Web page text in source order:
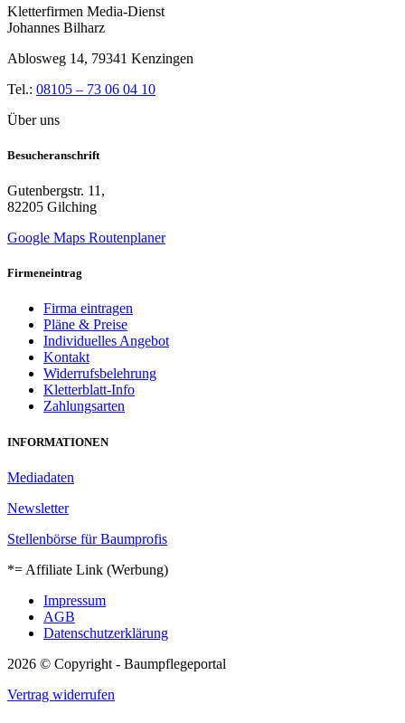
Kletterfirmen Media-Dienst
Johannes Bilharz
Ablosweg 14, 79341 Kenzingen
Tel.: 08105 – 73 06 04 10
Über uns
Besucheranschrift
Gutenbergstr. 11,
82205 Gilching
Google Maps Routenplaner
Firmeneintrag
Firma eintragen
Pläne & Preise
Individuelles Angebot
Kontakt
Widerrufsbelehrung
Kletterblatt-Info
Zahlungsarten
INFORMATIONEN
Mediadaten
Newsletter
Stellenbörse für Baumprofis
*= Affiliate Link (Werbung)
Impressum
AGB
Datenschutzerklärung
2026 © Copyright - Baumpflegeportal
Vertrag widerrufen